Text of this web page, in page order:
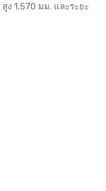
ง 1,570 มม. และระยะ